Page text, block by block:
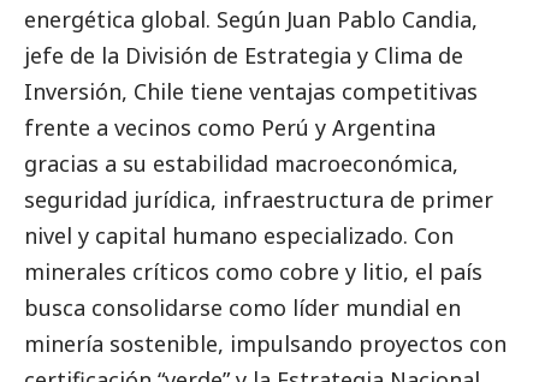
energética global. Según Juan Pablo Candia,
jefe de la División de Estrategia y Clima de
Inversión, Chile tiene ventajas competitivas
frente a vecinos como Perú y Argentina
gracias a su estabilidad macroeconómica,
seguridad jurídica, infraestructura de primer
nivel y capital humano especializado. Con
minerales críticos como cobre y litio, el país
busca consolidarse como líder mundial en
minería sostenible, impulsando proyectos con